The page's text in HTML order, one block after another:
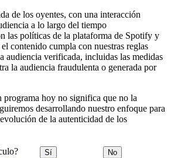
de los oyentes, con una interacción
a lo largo del tiempo
las políticas de la plataforma de Spotify y
contenido cumpla con nuestras reglas
audiencia verificada, incluidas las medidas
la audiencia fraudulenta o generada por
hoy no significa que no la
desarrollando nuestro enfoque para
de la autenticidad de los
Sí No